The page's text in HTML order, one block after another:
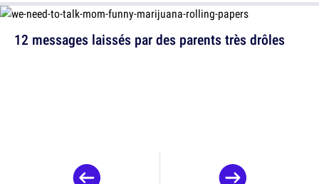
12 messages laissés par des parents très drôles